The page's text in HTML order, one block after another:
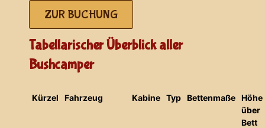
ZUR BUCHUNG
Tabellarischer Überblick aller
Bushcamper
Kürzel Fahrzeug Kabine Typ Bettenmaße Höhe
über
Bett